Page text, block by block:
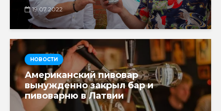
19.07.2022
НОВОСТИ
Американский пивовар
вынужденно закрыл бар и
пивоварню в Латвии